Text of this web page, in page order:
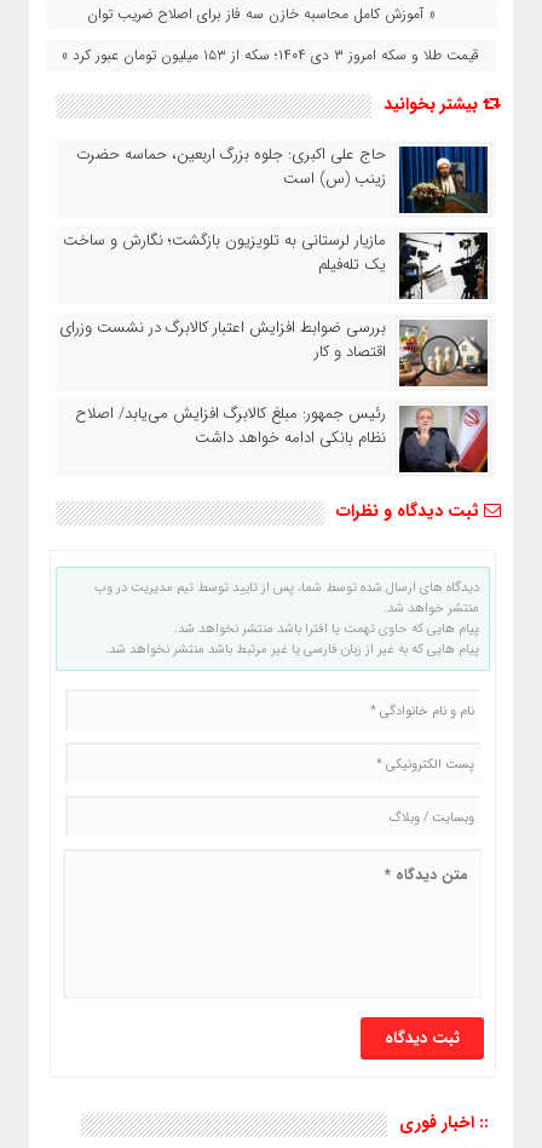
« آموزش کامل محاسبه خازن سه فاز برای اصلاح ضریب توان
قیمت طلا و سکه امروز ۳ دی ۱۴۰۴؛ سکه از ۱۵۳ میلیون تومان عبور کرد »
بیشتر بخوانید
حاج‌ علی‌ اکبری: جلوه بزرگ اربعین، حماسه حضرت
زینب (س) است
مازیار لرستانی به تلویزیون بازگشت؛ نگارش و ساخت
یک تله‌فیلم
بررسی ضوابط افزایش اعتبار کالابرگ در نشست وزرای
اقتصاد و کار
رئیس‌ جمهور: مبلغ کالابرگ افزایش می‌یابد/ اصلاح
نظام بانکی ادامه خواهد داشت
ثبت دیدگاه و نظرات
دیدگاه های ارسال شده توسط شما، پس از تایید توسط تیم مدیریت در وب
منتشر خواهد شد.
پیام هایی که حاوی تهمت یا افترا باشد منتشر نخواهد شد.
پیام هایی که به غیر از زبان فارسی یا غیر مرتبط باشد منتشر نخواهد شد.
:: اخبار فوری